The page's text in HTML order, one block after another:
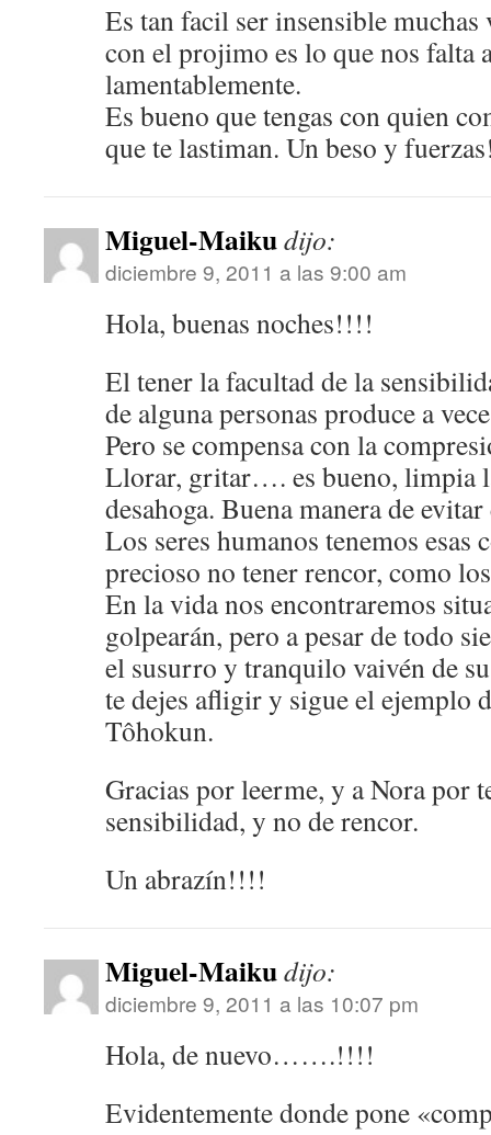
Es tan facil ser insensible muchas
con el projimo es lo que nos falta
lamentablemente.
Es bueno que tengas con quien
que te lastiman. Un beso y
Miguel-Maikudijo:
diciembre 9, 2011 a las 9:00 am
Hola, buenas noches!!!!
El tener la facultad de la
de alguna personas produce a
Pero se compensa con la
Llorar, gritar…. es bueno, limpia
desahoga. Buena manera de
Los seres humanos tenemos
precioso no tener rencor, como
En la vida nos encontraremos
golpearán, pero a pesar de todo
el susurro y tranquilo vaivén de
te dejes afligir y sigue el ejemplo
Tôhokun.
Gracias por leerme, y a Nora por
sensibilidad, y no de rencor.
Un abrazín!!!!
Miguel-Maikudijo:
diciembre 9, 2011 a las 10:07 pm
Hola, de nuevo…….!!!!
Evidentemente donde pone